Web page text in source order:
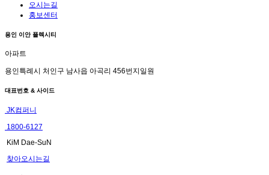
오시는길
홍보센터
용인 이안 플렉시티
아파트
용인특례시 처인구 남사읍 아곡리 456번지일원
대표번호 & 사이드
JK컴퍼니
1800-6127
KiM Dae-SuN
찾아오시는길